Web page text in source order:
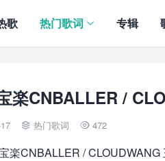
歌 热门歌词 专辑
楽CNBALLER /
 热门歌词  472
楽CNBALLER / CLOUDWANG